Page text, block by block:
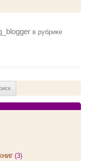
в рубрике
(3)